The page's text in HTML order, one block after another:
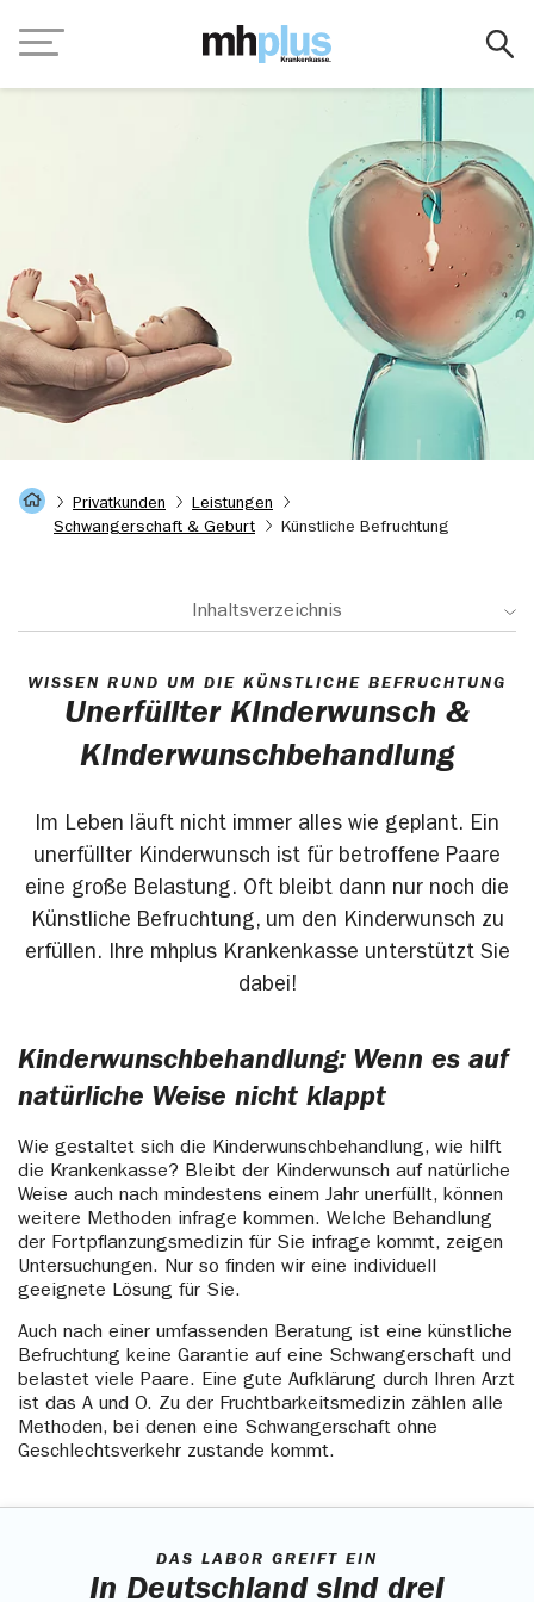
Navigation
Startseite
Privatkunden
Leistungen
Schwangerschaft & Geburt
Künstliche Befruchtung
Inhaltsverzeichnis
WISSEN RUND UM DIE KÜNSTLICHE BEFRUCHTUNG
Unerfüllter Kinderwunsch &
Kinderwunschbehandlung
Im Leben läuft nicht immer alles wie geplant. Ein
unerfüllter Kinderwunsch ist für betroffene Paare
eine große Belastung. Oft bleibt dann nur noch die
Künstliche Befruchtung, um den Kinderwunsch zu
erfüllen. Ihre mhplus Krankenkasse unterstützt Sie
dabei!
Kinderwunschbehandlung: Wenn es auf
natürliche Weise nicht klappt
Wie gestaltet sich die Kinderwunschbehandlung, wie hilft
die Krankenkasse? Bleibt der Kinderwunsch auf natürliche
Weise auch nach mindestens einem Jahr unerfüllt, können
weitere Methoden infrage kommen. Welche Behandlung
der Fortpflanzungsmedizin für Sie infrage kommt, zeigen
Untersuchungen. Nur so finden wir eine individuell
geeignete Lösung für Sie.
Auch nach einer umfassenden Beratung ist eine künstliche
Befruchtung keine Garantie auf eine Schwangerschaft und
belastet viele Paare. Eine gute Aufklärung durch Ihren Arzt
ist das A und O. Zu der Fruchtbarkeitsmedizin zählen alle
Methoden, bei denen eine Schwangerschaft ohne
Geschlechtsverkehr zustande kommt.
DAS LABOR GREIFT EIN
In Deutschland sind drei